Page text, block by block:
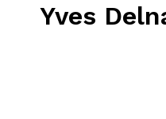
Yves